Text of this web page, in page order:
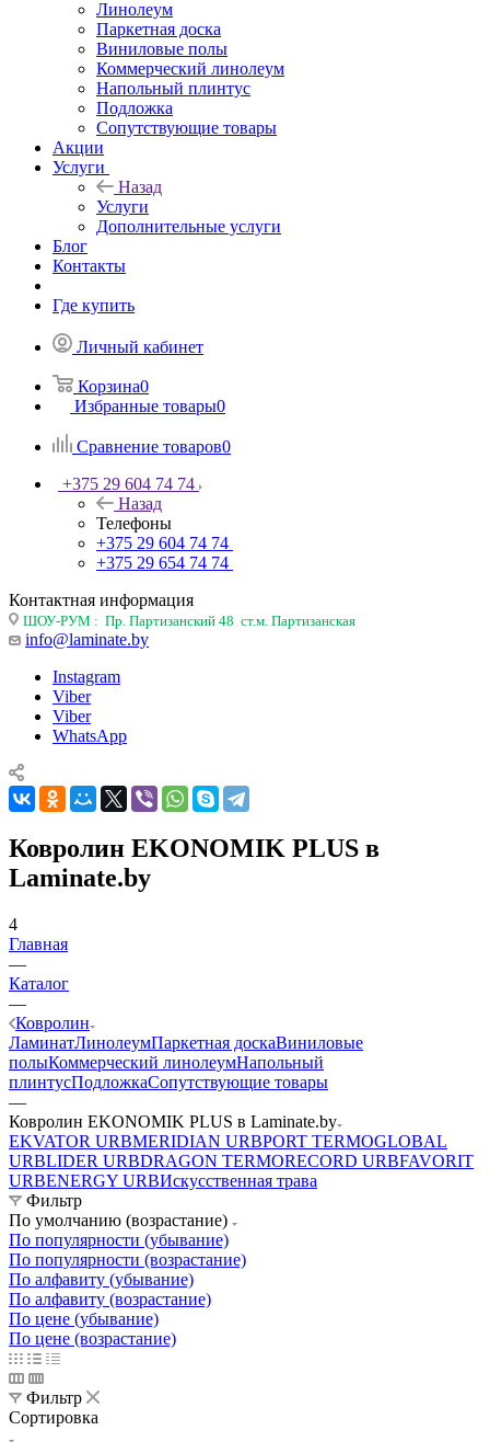
Линолеум
Паркетная доска
Виниловые полы
Коммерческий линолеум
Напольный плинтус
Подложка
Сопутствующие товары
Акции
Услуги
Назад
Услуги
Дополнительные услуги
Блог
Контакты
Где купить
Личный кабинет
Корзина0
Избранные товары0
Сравнение товаров0
+375 29 604 74 74
Назад
Телефоны
+375 29 604 74 74
+375 29 654 74 74
Контактная информация
ШОУ-РУМ : Пр. Партизанский 48 ст.м. Партизанская
info@laminate.by
Instagram
Viber
Viber
WhatsApp
Ковролин EKONOMIK PLUS в
Laminate.by
4
Главная
—
Каталог
—
Ковролин
ЛаминатЛинолеумПаркетная доскаВиниловые
полыКоммерческий линолеумНапольный
плинтусПодложкаСопутствующие товары
—
Ковролин EKONOMIK PLUS в Laminate.by
EKVATOR URBMERIDIAN URBPORT TERMOGLOBAL
URBLIDER URBDRAGON TERMORECORD URBFAVORIT
URBENERGY URBИскусственная трава
Фильтр
По умолчанию (возрастание)
По популярности (убывание)
По популярности (возрастание)
По алфавиту (убывание)
По алфавиту (возрастание)
По цене (убывание)
По цене (возрастание)
Фильтр
Сортировка